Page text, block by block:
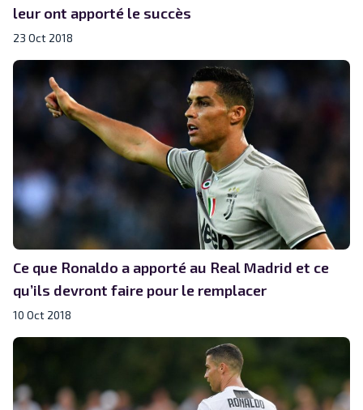
leur ont apporté le succès
23 Oct 2018
Ce que Ronaldo a apporté au Real Madrid et ce
qu’ils devront faire pour le remplacer
10 Oct 2018